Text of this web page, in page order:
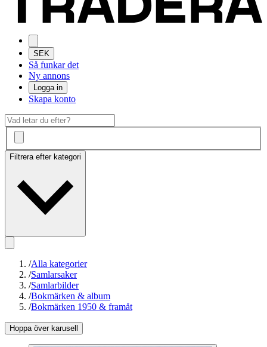
SEK
Så funkar det
Ny annons
Logga in
Skapa konto
Filtrera efter kategori
/Alla kategorier
/Samlarsaker
/Samlarbilder
/Bokmärken & album
/Bokmärken 1950 & framåt
Hoppa över karusell